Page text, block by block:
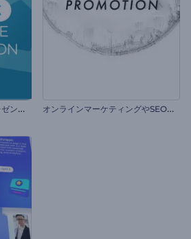
ダ
イナミックな企業用のプレゼンテーション オ
ンラインマーケティングやSEOプロモーション